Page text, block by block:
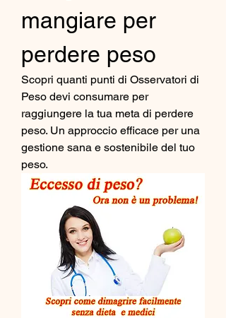
mangiare per
perdere peso
Scopri quanti punti di Osservatori di
Peso devi consumare per
raggiungere la tua meta di perdere
peso. Un approccio efficace per una
gestione sana e sostenibile del tuo
peso.